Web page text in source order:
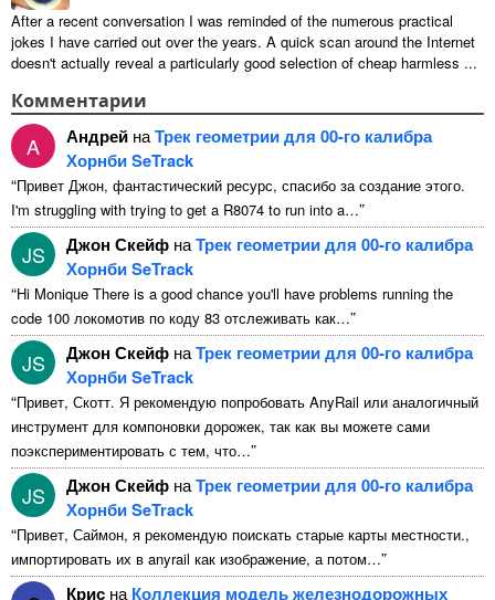
After a recent conversation I was reminded of the numerous practical
jokes I have carried out over the years. A quick scan around the Internet
doesn't actually reveal a particularly good selection of cheap harmless ...
Комментарии
A Андрей наТрек геометрии для 00-го калибра
Хорнби SeTrack
“Привет Джон, фантастический ресурс, спасибо за создание этого.
I'm struggling with trying to get a R8074 to run into a…”
JS Джон Скейф наТрек геометрии для 00-го калибра
Хорнби SeTrack
“Hi Monique There is a good chance you'll have problems running the
code 100 локомотив по коду 83 отслеживать как…”
JS Джон Скейф наТрек геометрии для 00-го калибра
Хорнби SeTrack
“Привет, Скотт. Я рекомендую попробовать AnyRail или аналогичный
инструмент для компоновки дорожек, так как вы можете сами
поэкспериментировать с тем, что…”
JS Джон Скейф наТрек геометрии для 00-го калибра
Хорнби SeTrack
“Привет, Саймон, я рекомендую поискать старые карты местности.,
импортировать их в anyrail как изображение, а потом…”
Крис на Коллекция модель железнодорожных